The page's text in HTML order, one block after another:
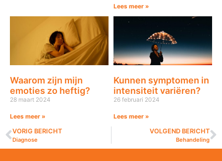
Lees meer »
Waarom zijn mijn
emoties zo heftig?
28 maart 2024
Lees meer »
Kunnen symptomen in
intensiteit variëren?
26 februari 2024
Lees meer »
VORIG BERICHT
Diagnose
VOLGEND BERICHT
Behandeling